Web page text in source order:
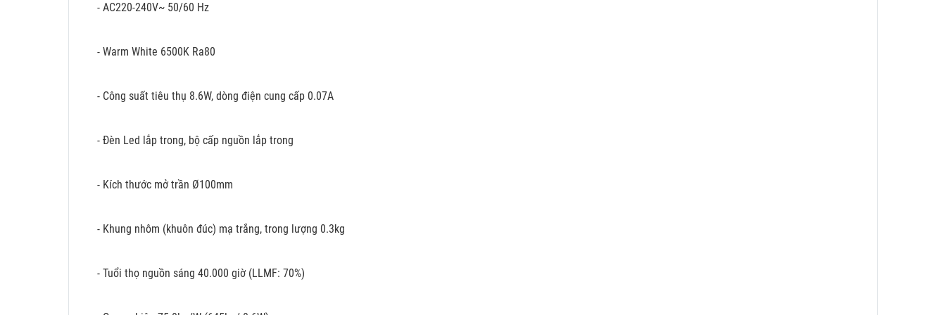
- AC220-240V~ 50/60 Hz
- Warm White 6500K Ra80
- Công suất tiêu thụ 8.6W, dòng điện cung cấp 0.07A
- Đèn Led lắp trong, bộ cấp nguồn lắp trong
- Kích thước mở trần Ø100mm
- Khung nhôm (khuôn đúc) mạ trắng, trong lượng 0.3kg
- Tuổi thọ nguồn sáng 40.000 giờ (LLMF: 70%)